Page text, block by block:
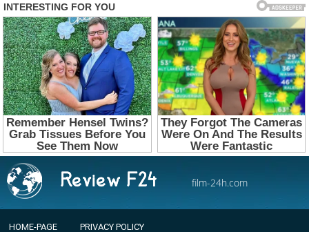
film-24h.com
HOME-PAGE PRIVACY POLICY